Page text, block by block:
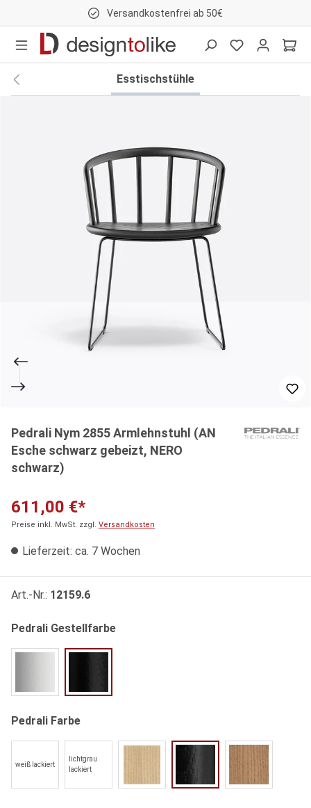
Versandkostenfrei ab 50€
Esstischstühle
Pedrali Nym 2855 Armlehnstuhl (AN
Esche schwarz gebeizt, NERO
schwarz)
611,00 €*
Preise inkl. MwSt. zzgl. Versandkosten
Lieferzeit: ca. 7 Wochen
Art.-Nr.: 12159.6
Pedrali Gestellfarbeauswählen
Pedrali Farbeauswählen
weiß lackiert
lichtgrau
lackiert
FR Esche gebleichtAN Esche schwarz gebeiztN1 Esche Walnuss